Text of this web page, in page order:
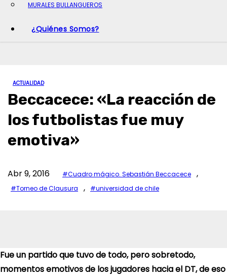
MURALES BULLANGUEROS
¿Quiénes Somos?
ACTUALIDAD
Beccacece: «La reacción de
los futbolistas fue muy
emotiva»
Abr 9, 2016 #Cuadro mágico. Sebastián Beccacece ,
#Torneo de Clausura , #universidad de chile
Fue un partido que tuvo de todo, pero sobretodo,
momentos emotivos de los jugadores hacia el DT, de eso